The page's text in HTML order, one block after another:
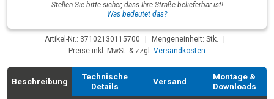
Stellen Sie bitte sicher, dass Ihre Straße belieferbar ist!
Was bedeutet das?
Artikel-Nr.: 37102130115700 Mengeneinheit: Stk.
Preise inkl. MwSt. & zzgl. Versandkosten
Beschreibung
Technische
Details
Versand
Montage &
Downloads